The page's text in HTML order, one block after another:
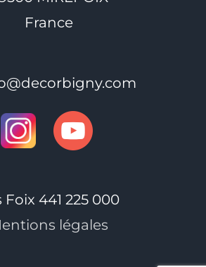
France
Foix 441 225 000
légales